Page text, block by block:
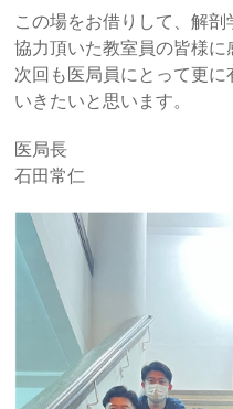
この場をお借りして、解
協力頂いた教室員の皆様に
次回も医局員にとって更
いきたいと思います。
医局長
石田常仁